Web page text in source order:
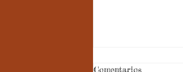
Comentarios